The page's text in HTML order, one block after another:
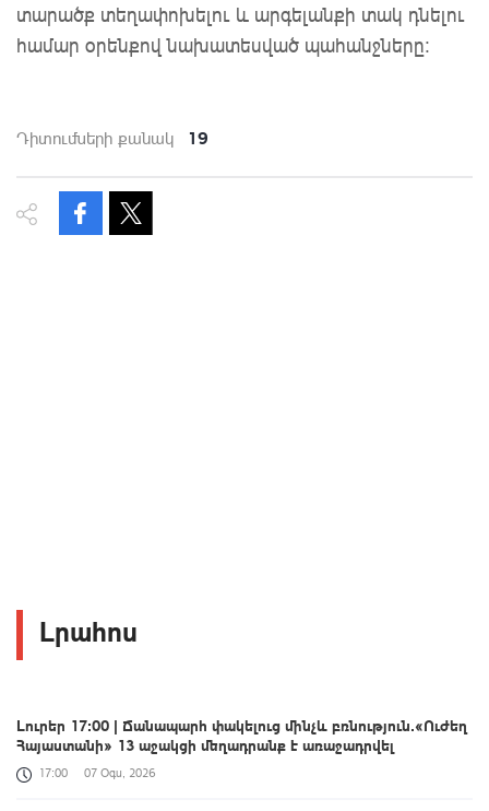
տարածք տեղափոխելու և արգելանքի տակ դնելու
համար օրենքով նախատեսված պահանջները։
Դիտումների քանակ 19
Լրահոս
Լուրեր 17։00 | Ճանապարհ փակելուց մինչև բռնություն․«Ուժեղ
Հայաստանի» 13 աջակցի մեղադրանք է առաջադրվել
17:00 07 Օգս, 2026